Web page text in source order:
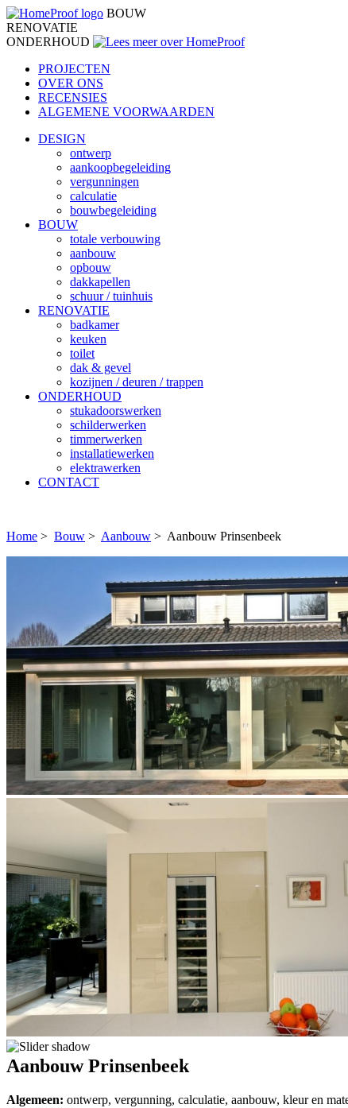
BOUW
RENOVATIE
ONDERHOUD
PROJECTEN
OVER ONS
RECENSIES
ALGEMENE VOORWAARDEN
DESIGN
ontwerp
aankoopbegeleiding
vergunningen
calculatie
bouwbegeleiding
BOUW
totale verbouwing
aanbouw
opbouw
dakkapellen
schuur / tuinhuis
RENOVATIE
badkamer
keuken
toilet
dak & gevel
kozijnen / deuren / trappen
ONDERHOUD
stukadoorswerken
schilderwerken
timmerwerken
installatiewerken
elektrawerken
CONTACT
Home > Bouw > Aanbouw > Aanbouw Prinsenbeek
Aanbouw Prinsenbeek
Algemeen: ontwerp, vergunning, calculatie, aanbouw, kleur en